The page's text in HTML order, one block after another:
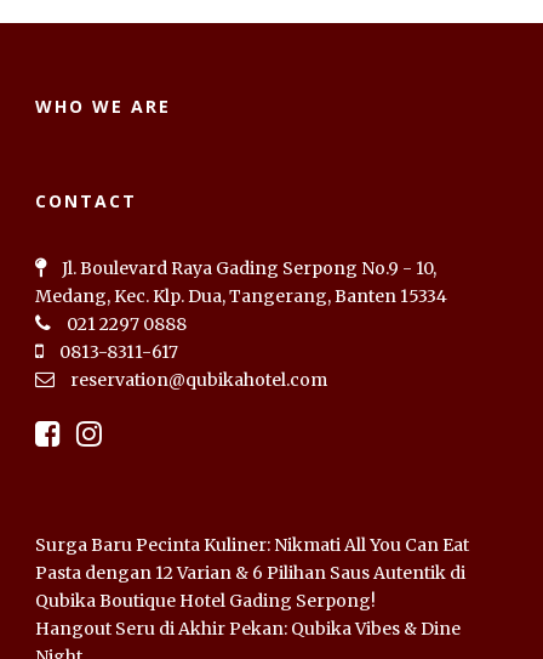
WHO WE ARE
CONTACT
Jl. Boulevard Raya Gading Serpong No.9 - 10,
Medang, Kec. Klp. Dua, Tangerang, Banten 15334
021 2297 0888
0813-8311-617
reservation@qubikahotel.com
Surga Baru Pecinta Kuliner: Nikmati All You Can Eat
Pasta dengan 12 Varian & 6 Pilihan Saus Autentik di
Qubika Boutique Hotel Gading Serpong!
Hangout Seru di Akhir Pekan: Qubika Vibes & Dine